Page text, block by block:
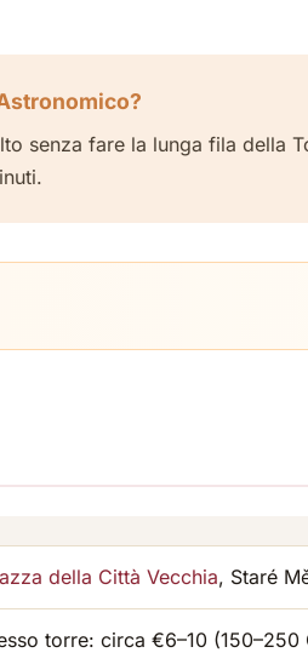
senza fare la lunga fila della
della Città Vecchia, Staré
torre: circa €6–10 (150–250